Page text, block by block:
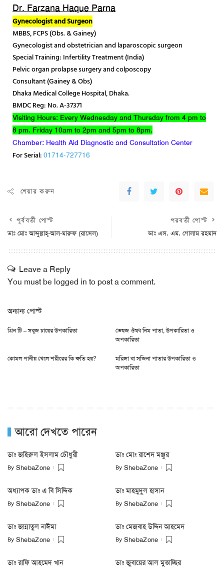
Dr. Farzana Haque Parna
Gynecologist and Surgeon
MBBS, FCPS (Obs. & Gainey)
Gynecologist and obstetrician and laparoscopic surgeon
Special Training: Infertility Treatment (India)
Pelvic organ prolapse surgery and colposcopy
Consultant (Gainey & Obs)
Dhaka Medical College Hospital, Dhaka.
BMDC Reg: No. A-37371
Visiting Hours: Every Wednesday and Thursday from 4 pm to
8 pm. Friday 10am to 2pm and 5pm to 8pm.
Chamber: Health Aid Diagnostic and Consultation Center
For Serial: 01714-727716
শেয়ার করুন
পূর্ববর্তী পোস্ট
ডাঃ মোঃ আব্দুল্লাহ্‌-আল-মারুফ (রাসেল)
পরবর্তী পোস্ট
ডাঃ এস. এম. গোলাম রহমান
Leave a Reply
You must be logged in to post a comment.
অন্যান্য পোস্ট
গ্রিন টি – সবুজ চায়ের উপকারিতা
ভেষজ ঔষধ নিম পাতা, উপকারিতা ও
অপকারিতা
কোমল পানীয় খেলে শরীরের কি ক্ষতি হয়?
মরিঙ্গা বা সজিনা পাতার উপকারিতা ও
অপকারিতা
আরো দেখতে পারেন
ডাঃ জহিরুল ইসলাম চৌধুরী
By ShebaZone
ডাঃ মোঃ রাশেদ মঞ্জুর
By ShebaZone
অধ্যাপক ডাঃ এ বি সিদ্দিক
By ShebaZone
ডাঃ মাহমুদুল হাসান
By ShebaZone
ডাঃ জান্নাতুল নাঈমা
By ShebaZone
ডাঃ মেজবাহ উদ্দিন আহমেদ
By ShebaZone
ডাঃ রাফি আহমেদ খান ডাঃ জুবায়ের আল মুতাচ্ছির